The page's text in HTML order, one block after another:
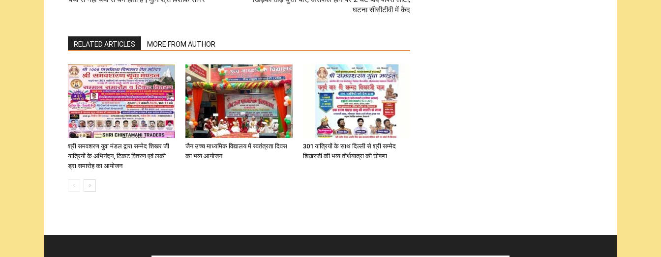
घटना सीसीटीवी में कैद
RELATED ARTICLES MORE FROM AUTHOR
श्री समवशरण युवा मंडल द्वारा सम्मेद शिखर जी
यात्रियों के अभिनंदन, टिकट वितरण एवं लकी
ड्रा समारोह का आयोजन
जैन उच्च माध्यमिक विद्यालय में स्वतंत्रता दिवस
का भव्य आयोजन
301 यात्रियों के साथ दिल्ली से श्री सम्मेद
शिखरजी की भव्य तीर्थयात्रा की घोषणा